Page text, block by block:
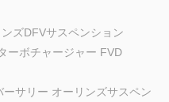
ズDFVサスペンション
ーボチャージャー FVD
サリー オーリンズサスペン